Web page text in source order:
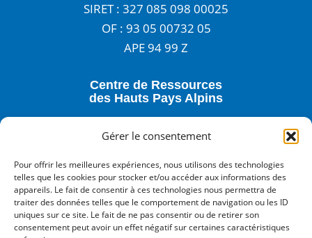
Gérer le consentement
Pour offrir les meilleures expériences, nous utilisons des technologies
telles que les cookies pour stocker et/ou accéder aux informations des
appareils. Le fait de consentir à ces technologies nous permettra de
traiter des données telles que le comportement de navigation ou les ID
uniques sur ce site. Le fait de ne pas consentir ou de retirer son
consentement peut avoir un effet négatif sur certaines caractéristiques
SIRET : 327 085 098 00025
OF : 93 05 00732 05
APE 94 99 Z
Centre de Ressources
des Hauts Pays Alpins
3 rue Anatole France - 05400 VEYNES
accueil@centre-de-ressources.fr
Inscrivez-vous à notre newsletter